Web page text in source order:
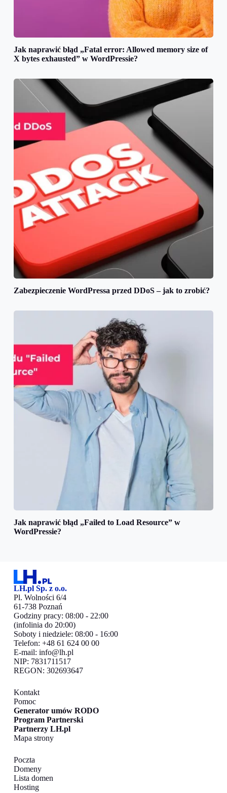
Jak naprawić błąd „Fatal error: Allowed memory size of
X bytes exhausted” w WordPressie?
Zabezpieczenie WordPressa przed DDoS – jak to zrobić?
Jak naprawić błąd „Failed to Load Resource” w
WordPressie?
LH.pl Sp. z o.o.
Pl. Wolności 6/4
61-738 Poznań
Godziny pracy: 08:00 - 22:00
(infolinia do 20:00)
Soboty i niedziele: 08:00 - 16:00
Telefon: +48 61 624 00 00
E-mail: info@lh.pl
NIP: 7831711517
REGON: 302693647
Kontakt
Pomoc
Generator umów RODO
Program Partnerski
Partnerzy LH.pl
Mapa strony
Poczta
Domeny
Lista domen
Hosting